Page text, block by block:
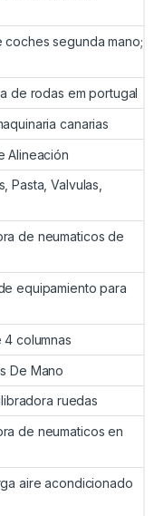
segunda mano;
de rodas em portugal
canarias
Alineación
Pasta, Valvulas,
de neumaticos de
equipamiento para
columnas
De Mano
ruedas
de neumaticos en
aire acondicionado